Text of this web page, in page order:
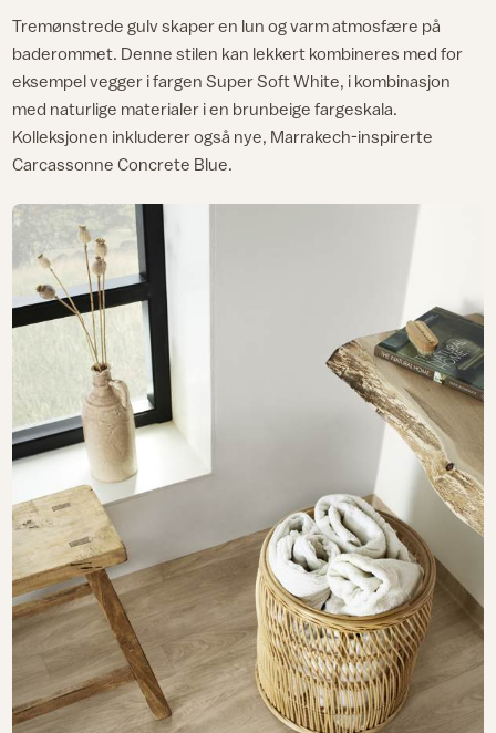
Tremønstrede gulv skaper en lun og varm atmosfære på
baderommet. Denne stilen kan lekkert kombineres med for
eksempel vegger i fargen Super Soft White, i kombinasjon
med naturlige materialer i en brunbeige fargeskala.
Kolleksjonen inkluderer også nye, Marrakech-inspirerte
Carcassonne Concrete Blue.